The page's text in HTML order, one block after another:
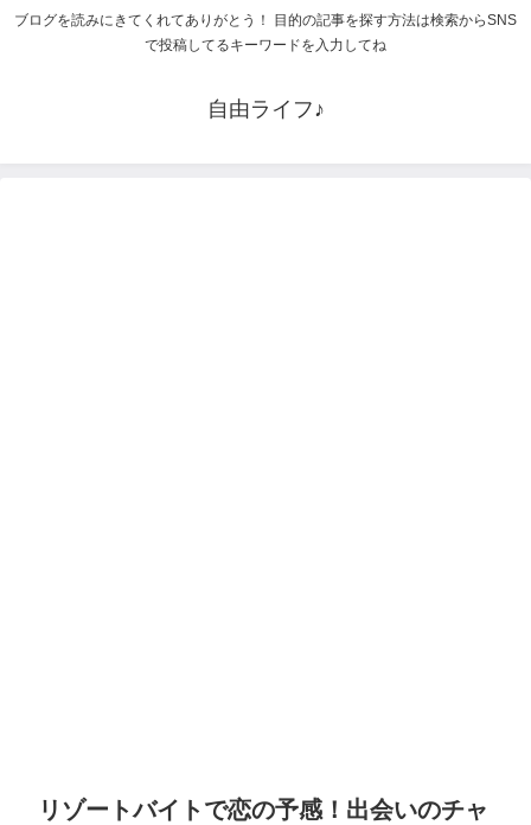
ブログを読みにきてくれてありがとう！ 目的の記事を探す方法は検索からSNS
で投稿してるキーワードを入力してね
自由ライフ♪
リゾートバイトで恋の予感！出会いのチャ